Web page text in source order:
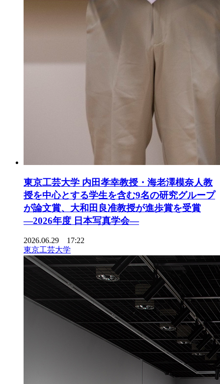
東京工芸大学 内田孝幸教授・海老澤模奈人教
授を中心とする学生を含む9名の研究グループ
が論文賞、大和田良准教授が進歩賞を受賞
―2026年度 日本写真学会―
2026.06.29 17:22
東京工芸大学